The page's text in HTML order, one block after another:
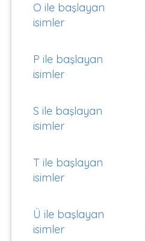
O ile başlayan
isimler
P ile başlayan
isimler
S ile başlayan
isimler
T ile başlayan
isimler
Ü ile başlayan
isimler